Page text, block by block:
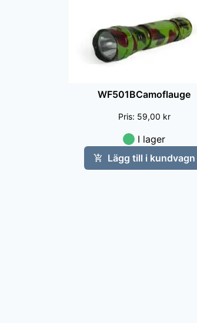
WF501BCamoflauge
Pris: 59,00 kr
I lager
Lägg till i kundvagn